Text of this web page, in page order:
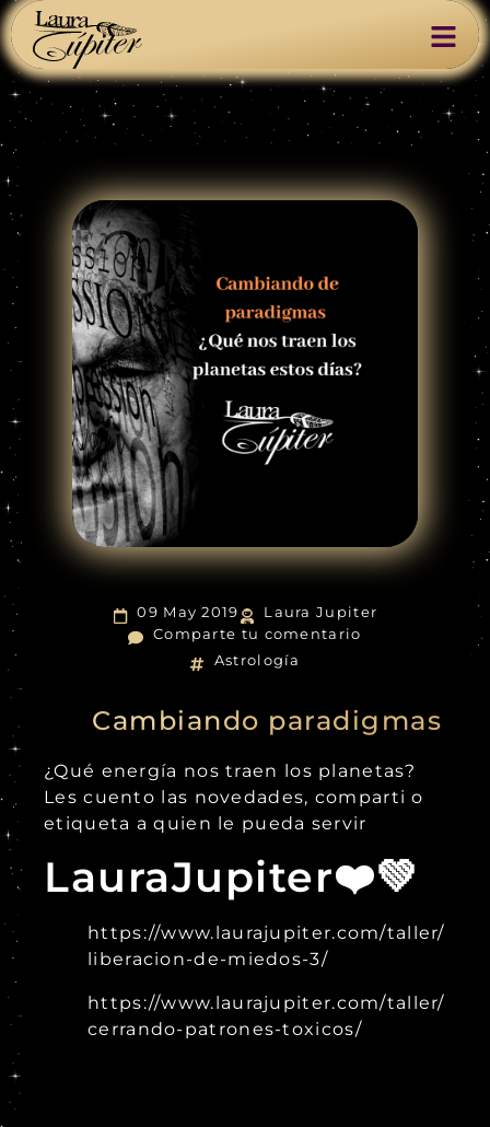
09 May 2019
Laura Jupiter
Comparte tu comentario
Astrología
Cambiando paradigmas
¿Qué energía nos traen los planetas?
Les cuento las novedades, comparti o
etiqueta a quien le pueda servir
LauraJupiter❤️💚
https://www.laurajupiter.com/taller/
liberacion-de-miedos-3/
https://www.laurajupiter.com/taller/
cerrando-patrones-toxicos/